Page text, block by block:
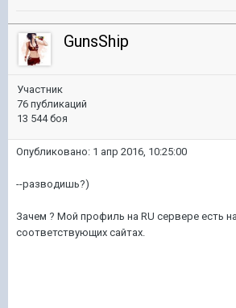
GunsShip
Участник
76 публикаций
13 544 боя
Опубликовано: 1 апр 2016, 10:25:00
--разводишь?)
Зачем ? Мой профиль на RU сервере есть
соответствующих сайтах.